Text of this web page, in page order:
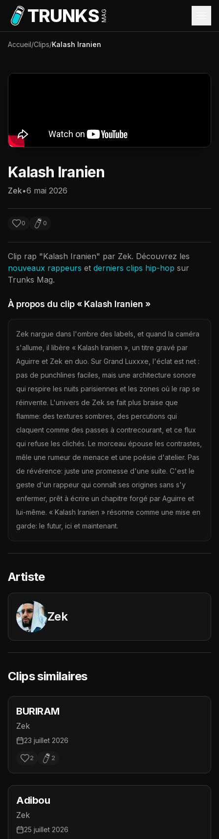
Aller au contenu principal
TRUNKSMAG
Accueil/Clips/Kalash Iranien
Kalash Iranien
Zek•6 mai 2026
0 0
Clip rap "Kalash Iranien" par Zek. Découvrez les
nouveaux rappeurs et derniers clips hip-hop sur
Trunks Mag.
À propos du clip« Kalash Iranien »
Zek nargue dans l'ombre des labels, et quand la caméra
s'allume, il libère « Kalash Iranien », un titre gravé par
Aguirre et Zek en duo. Sur Grand Luxxxe, l'éclat est net :
pas de punchlines faciles, mais une architecture sonore
qui respire les nuits parisiennes et les zones où le rap se
réinvente. L'univers de Zek se fait plus braise que
flamme: des textures sombres, des percutions qui
claquent comme des passes à contrecourant, et ce flux
qui refuse les clichés. Le morceau épouse les contrastes,
mêle une rumeur de menace et une poésie d'atelier. Pas
de révérence: juste une promesse d'une suite. C'est le
geste d'un rappeur qui connaît ses origines sans s'y
enfermer, prêt à écrire un chapitre forgé par Aguirre et
lui-même. « Kalash Iranien » résonne comme une mise en
garde: le futur, ici et maintenant.
Artiste
Zek
Clips similaires
BURIRAM
Zek
23 juillet 2026
2 2
Adibou
Zek
25 juillet 2026